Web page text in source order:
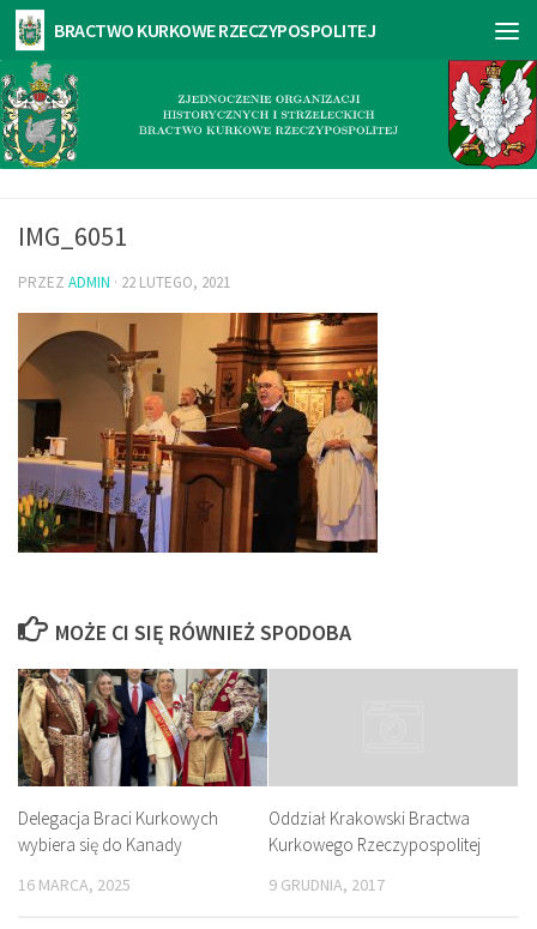
IMG_6051
PRZEZ ADMIN · 22 LUTEGO, 2021
MOŻE CI SIĘ RÓWNIEŻ SPODOBA
Delegacja Braci Kurkowych
wybiera się do Kanady
16 MARCA, 2025
Oddział Krakowski Bractwa
Kurkowego Rzeczypospolitej
9 GRUDNIA, 2017